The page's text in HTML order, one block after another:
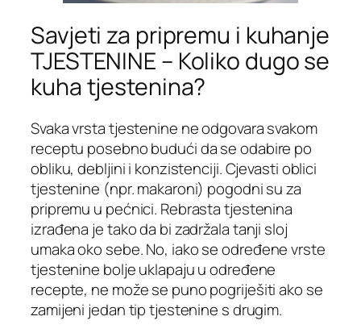
Savjeti za pripremu i kuhanje
TJESTENINE – Koliko dugo se
kuha tjestenina?
Svaka vrsta tjestenine ne odgovara svakom
receptu posebno budući da se odabire po
obliku, debljini i konzistenciji. Cjevasti oblici
tjestenine (npr. makaroni) pogodni su za
pripremu u pećnici. Rebrasta tjestenina
izrađena je tako da bi zadržala tanji sloj
umaka oko sebe. No, iako se određene vrste
tjestenine bolje uklapaju u određene
recepte, ne može se puno pogriješiti ako se
zamijeni jedan tip tjestenine s drugim.